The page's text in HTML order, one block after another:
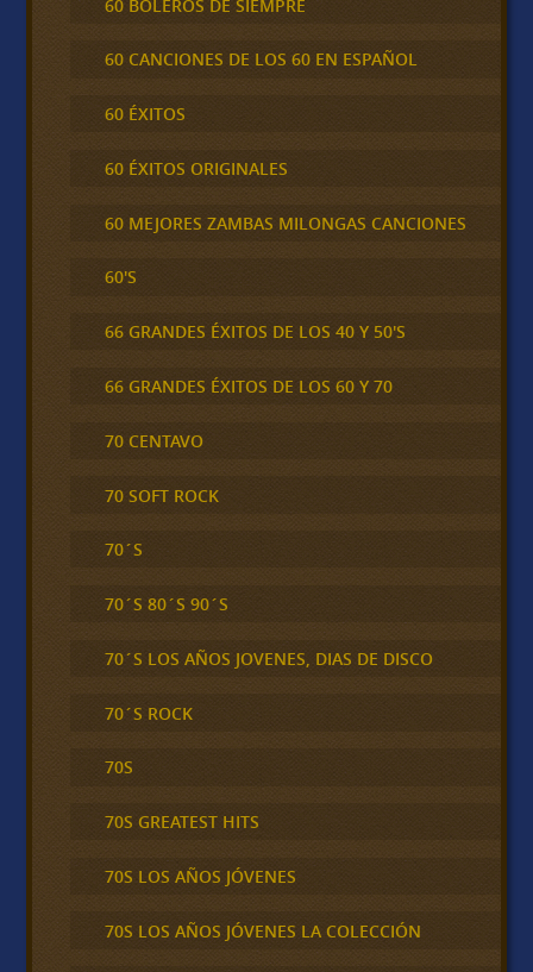
60 BOLEROS DE SIEMPRE
60 CANCIONES DE LOS 60 EN ESPAÑOL
60 ÉXITOS
60 ÉXITOS ORIGINALES
60 MEJORES ZAMBAS MILONGAS CANCIONES
60'S
66 GRANDES ÉXITOS DE LOS 40 Y 50'S
66 GRANDES ÉXITOS DE LOS 60 Y 70
70 CENTAVO
70 SOFT ROCK
70´S
70´S 80´S 90´S
70´S LOS AÑOS JOVENES, DIAS DE DISCO
70´S ROCK
70S
70S GREATEST HITS
70S LOS AÑOS JÓVENES
70S LOS AÑOS JÓVENES LA COLECCIÓN